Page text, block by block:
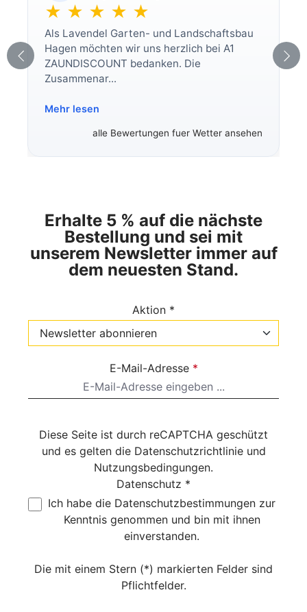
★ ★ ★ ★ ★
Als Lavendel Garten- und Landschaftsbau
Hagen möchten wir uns herzlich bei A1
ZAUNDISCOUNT bedanken. Die
Zusammenar...
Mehr lesen
alle Bewertungen fuer Wetter ansehen
Erhalte 5 % auf die nächste
Bestellung und sei mit
unserem Newsletter immer auf
dem neuesten Stand.
Aktion *
E-Mail-Adresse *
Diese Seite ist durch reCAPTCHA geschützt
und es gelten die Datenschutzrichtlinieund
Nutzungsbedingungen.
Datenschutz *
Ich habe die Datenschutzbestimmungen zur
Kenntnis genommen und bin mit ihnen
einverstanden.
Die mit einem Stern (*) markierten Felder sind
Pflichtfelder.